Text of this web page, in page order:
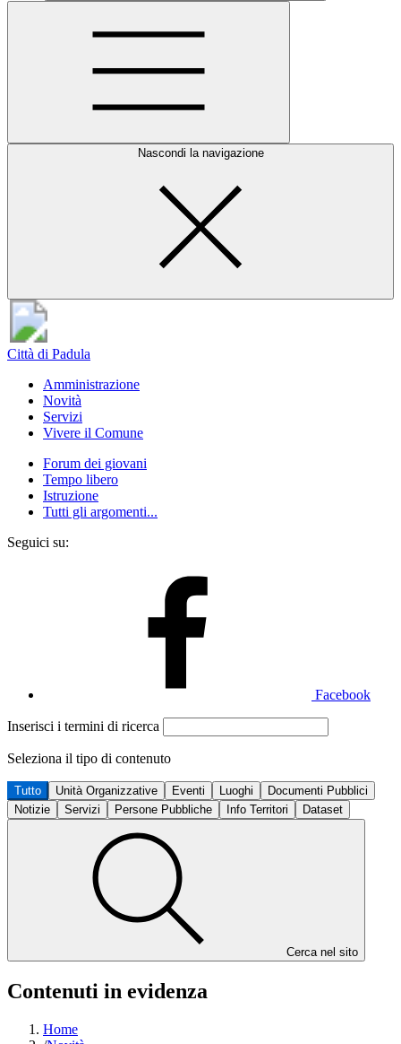
Nascondi la navigazione
Città di Padula
Amministrazione
Novità
Servizi
Vivere il Comune
Forum dei giovani
Tempo libero
Istruzione
Tutti gli argomenti...
Seguici su:
Facebook
Inserisci i termini di ricerca
Seleziona il tipo di contenuto
Tutto Unità Organizzative Eventi Luoghi
Documenti Pubblici
Notizie
Servizi Persone Pubbliche Info Territori Dataset
Cerca nel sito
Contenuti in evidenza
Home